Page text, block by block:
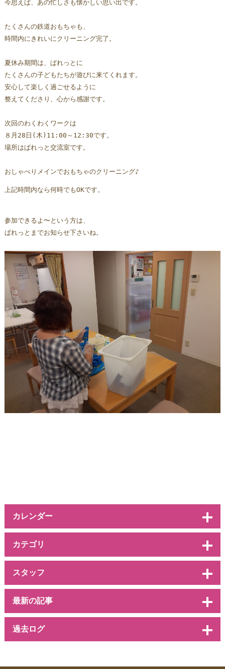
今思えば、あの忙しさも懐かしい思い出です。
たくさんの鉄道おもちゃも、
時間内にきれいにクリーニング完了。
夏休み期間は、ぱれっとに
たくさんの子どもたちが遊びに来てくれます。
安心して楽しく過ごせるように
整えてくださり、心から感謝です。
次回のわくわくワークは
８月28日(木)11:00～12:30です。
場所はぱれっと交流室です。
おしゃべりメインでおもちゃのクリーニング♪
上記時間内なら何時でもOKです。
参加できるよ〜という方は、
ぱれっとまでお知らせ下さいね。
カレンダー
カテゴリ
スタッフ
最新の記事
過去ログ